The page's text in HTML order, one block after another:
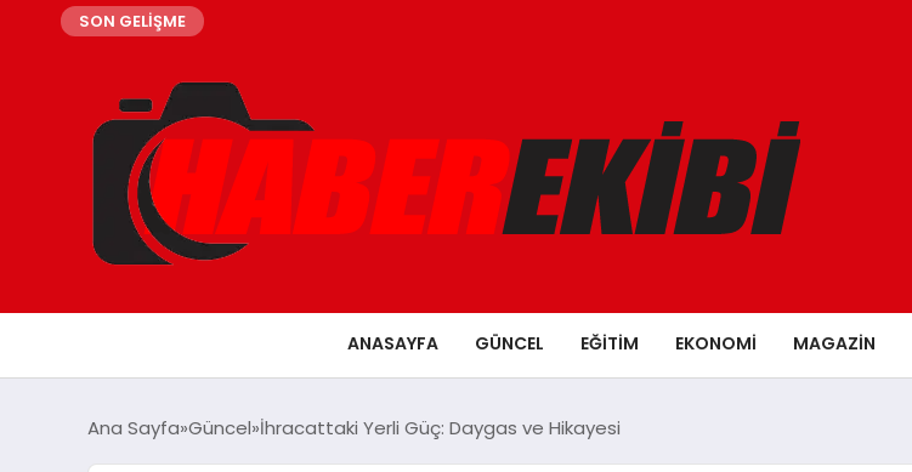
SON GELİŞME
ANASAYFA GÜNCEL EĞITIM EKONOMI MAGAZIN
Ana Sayfa Güncel İhracattaki Yerli Güç: Daygas ve Hikayesi